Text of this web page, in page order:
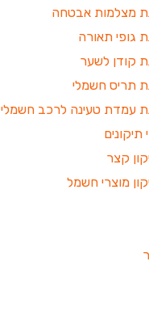
מצלמות אבטחה
גופי תאורה
קודן לשער
תריס חשמלי
עמדת טעינה לרכב חשמלי
תיקונים
קצר
מוצרי חשמל